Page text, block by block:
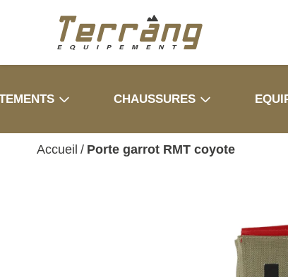
CHAUSSURES
Accueil / Porte garrot RMT coyote